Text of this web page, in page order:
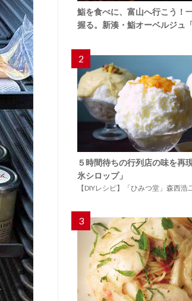
鮨を食べに、富山へ行こう！
握る。新湊・鮨オーベルジュ
2
５時間待ちの行列店の味を再
氷シロップ」
【DIYレシピ】「ひみつ堂」森西浩
3